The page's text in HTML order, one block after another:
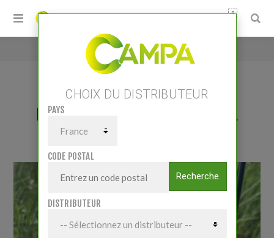
0
/ Poste batterie B1 1J/10km UKAL
POSTE BATTERIE B1 1J/10KM UKAL
CHOIX DU DISTRIBUTEUR
PAYS
CODE POSTAL
Recherche
DISTRIBUTEUR